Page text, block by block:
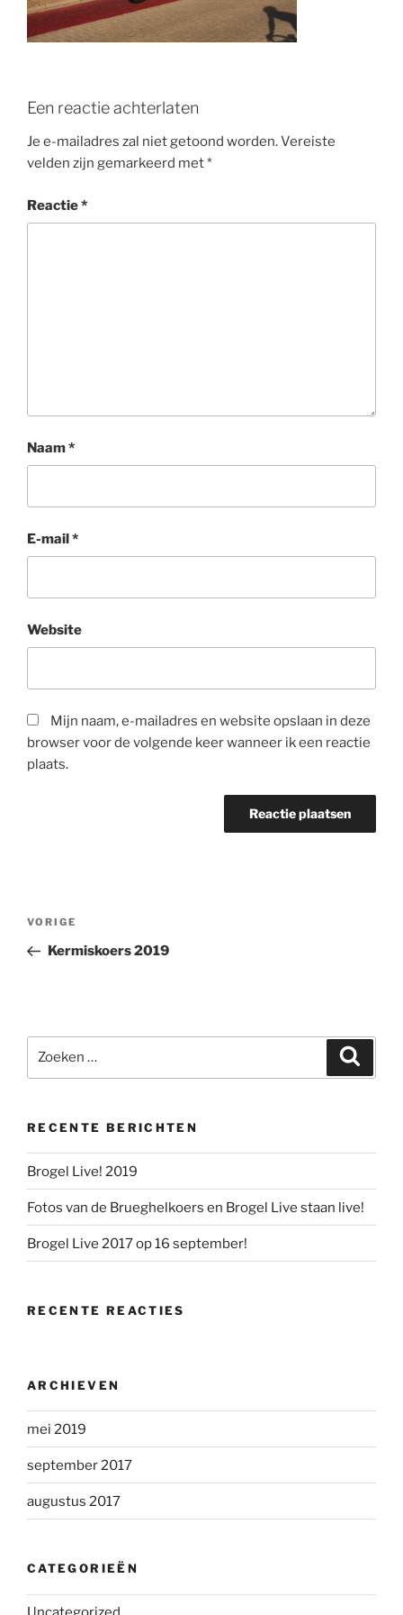
k
Een reactie achterlaten
Je e-mailadres zal niet getoond worden.Vereiste
velden zijn gemarkeerd met*
Reactie*
Naam*
E-mail*
Website
Mijn naam, e-mailadres en website opslaan in deze
browser voor de volgende keer wanneer ik een reactie
plaats.
Berichtnavigatie
Vorig
bericht
VORIGE
Kermiskoers 2019
naar:
RECENTE BERICHTEN
Brogel Live! 2019
Fotos van de Brueghelkoers en Brogel Live staan live!
Brogel Live 2017 op 16 september!
RECENTE REACTIES
ARCHIEVEN
mei 2019
september 2017
augustus 2017
CATEGORIEËN